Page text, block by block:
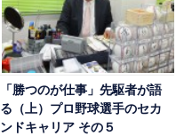
「勝つのが仕事」先駆者が語
る（上）プロ野球選手のセカ
ンドキャリア その５